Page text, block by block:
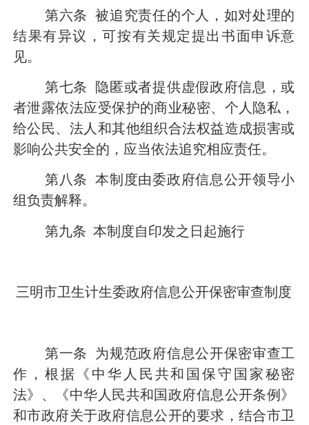
第六条
被追究责任的个人，如对处理的
结果有异议，可按有关规定提出书面申诉意
见。
第七条
隐匿或者提供虚假政府信息，或
者泄露依法应受保护的商业秘密、个人隐私，
给公民、法人和其他组织合法权益造成损害或
影响公共安全的，应当依法追究相应责任。
第八条
本制度由委政府信息公开领导小
组负责解释。
第九条 本制度自印发之日起施行
三明市卫生计生委政府信息公开保密审查制度
第一条
为规范政府信息公开保密审查工
作，根据《中华人民共和国保守国家秘密
法》、《中华人民共和国政府信息公开条例》
和市政府关于政府信息公开的要求，结合市卫